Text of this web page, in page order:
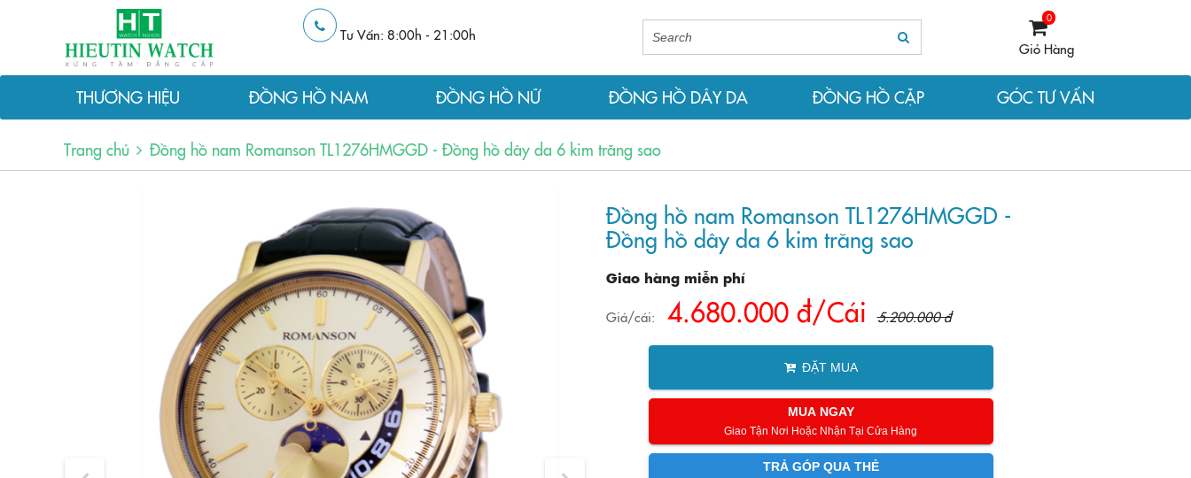
Tư Vấn: 8:00h - 21:00h
0
Giỏ Hàng
THƯƠNG HIỆU ĐỒNG HỒ NAM ĐỒNG HỒ NỮ ĐỒNG HỒ DÂY DA ĐỒNG HỒ CẶP GÓC TƯ VẤN
Trang chủ Đồng hồ nam Romanson TL1276HMGGD - Đồng hồ dây da 6 kim trăng sao
Đồng hồ nam Romanson TL1276HMGGD -
Đồng hồ dây da 6 kim trăng sao
Giao hàng miễn phí
Giá/cái: 4.680.000 đ/Cái 5.200.000 đ
ĐẶT MUA
MUA NGAY
Giao Tận Nơi Hoặc Nhận Tại Cửa Hàng
TRẢ GÓP QUA THẺ